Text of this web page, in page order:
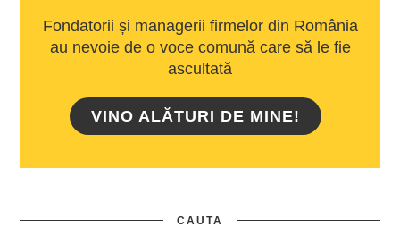
Fondatorii și managerii firmelor din România
au nevoie de o voce comună care să le fie
ascultată
VINO ALĂTURI DE MINE!
CAUTA